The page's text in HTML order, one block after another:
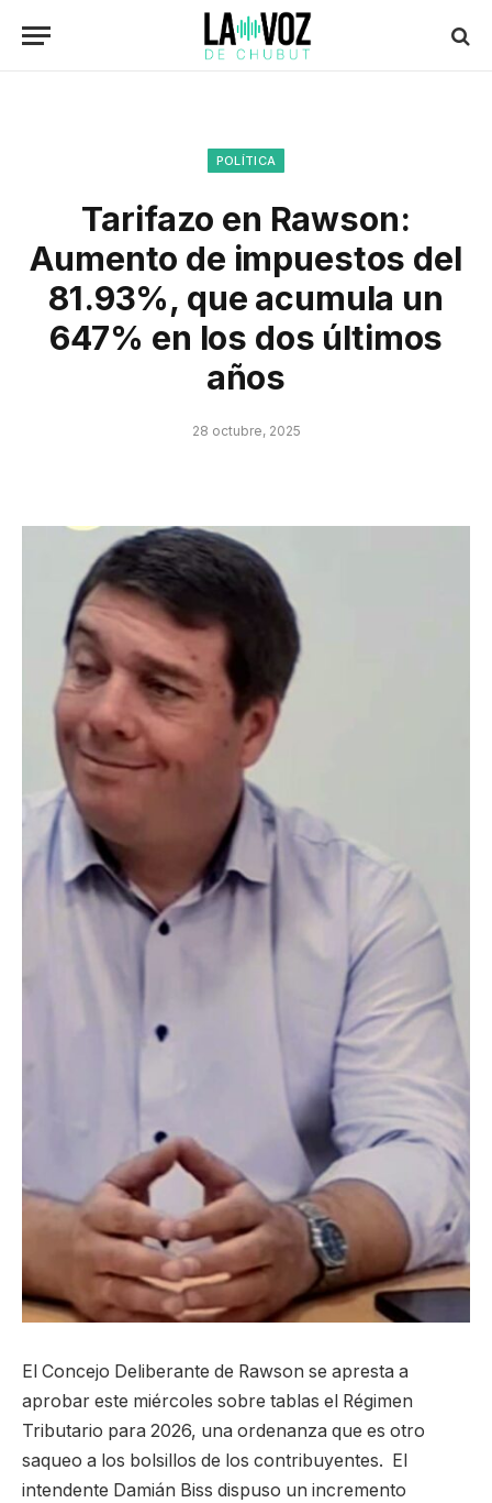
POLÍTICA
Tarifazo en Rawson:
Aumento de impuestos del
81.93%, que acumula un
647% en los dos últimos
años
28 octubre, 2025
El Concejo Deliberante de Rawson se apresta a
aprobar este miércoles sobre tablas el Régimen
Tributario para 2026, una ordenanza que es otro
saqueo a los bolsillos de los contribuyentes. El
intendente Damián Biss dispuso un incremento